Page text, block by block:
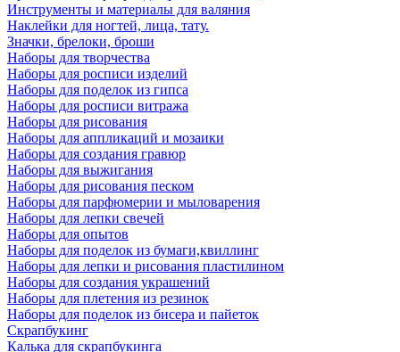
Инструменты и материалы для валяния
Наклейки для ногтей, лица, тату.
Значки, брелоки, броши
Наборы для творчества
Наборы для росписи изделий
Наборы для поделок из гипса
Наборы для росписи витража
Наборы для рисования
Наборы для аппликаций и мозаики
Наборы для создания гравюр
Наборы для выжигания
Наборы для рисования песком
Наборы для парфюмерии и мыловарения
Наборы для лепки свечей
Наборы для опытов
Наборы для поделок из бумаги,квиллинг
Наборы для лепки и рисования пластилином
Наборы для создания украшений
Наборы для плетения из резинок
Наборы для поделок из бисера и пайеток
Скрапбукинг
Калька для скрапбукинга